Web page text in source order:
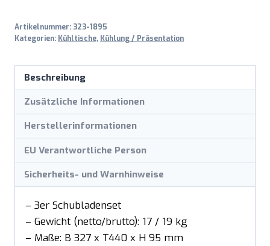
Artikelnummer: 323-1895
Kategorien: Kühltische, Kühlung / Präsentation
Beschreibung
Zusätzliche Informationen
Herstellerinformationen
EU Verantwortliche Person
Sicherheits- und Warnhinweise
– 3er Schubladenset
– Gewicht (netto/brutto): 17 / 19 kg
– Maße: B 327 x T440 x H 95 mm